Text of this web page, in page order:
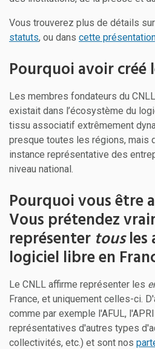
Vous trouverez plus de détails
statuts, ou dans cette
Pourquoi avoir créé
Les membres fondateurs du
existait dans l’écosystème du
tissu associatif extrêmement
presque toutes les régions, mais
instance représentative des
niveau national.
Pourquoi vous être
Vous prétendez
représenter tousles
logiciel libre en
Le CNLL affirme représenter les
France, et uniquement celles-ci.
comme par exemple l'AFUL,
représentatives d'autres types
collectivités, etc.) et sont nos